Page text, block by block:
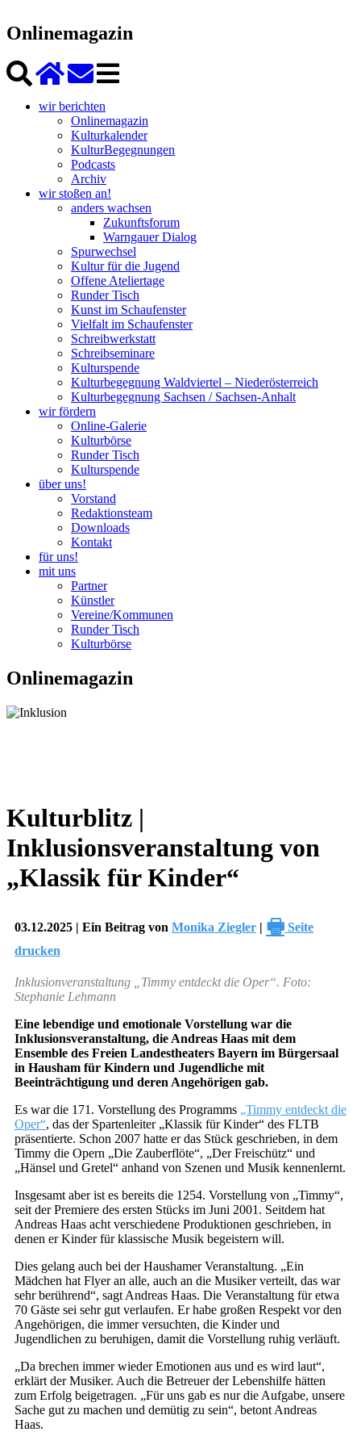
Onlinemagazin
wir berichten
Onlinemagazin
Kulturkalender
KulturBegegnungen
Podcasts
Archiv
wir stoßen an!
anders wachsen
Zukunftsforum
Warngauer Dialog
Spurwechsel
Kultur für die Jugend
Offene Ateliertage
Runder Tisch
Kunst im Schaufenster
Vielfalt im Schaufenster
Schreibwerkstatt
Schreibseminare
Kulturspende
Kulturbegegnung Waldviertel – Niederösterreich
Kulturbegegnung Sachsen / Sachsen-Anhalt
wir fördern
Online-Galerie
Kulturbörse
Runder Tisch
Kulturspende
über uns!
Vorstand
Redaktionsteam
Downloads
Kontakt
für uns!
mit uns
Partner
Künstler
Vereine/Kommunen
Runder Tisch
Kulturbörse
Onlinemagazin
Kulturblitz |
Inklusionsveranstaltung von
„Klassik für Kinder“
03.12.2025 | Ein Beitrag von Monika Ziegler | 🖶 Seite
drucken
Inklusionveranstaltung „Timmy entdeckt die Oper“. Foto:
Stephanie Lehmann
Eine lebendige und emotionale Vorstellung war die
Inklusionsveranstaltung, die Andreas Haas mit dem
Ensemble des Freien Landestheaters Bayern im Bürgersaal
in Hausham für Kindern und Jugendliche mit
Beeinträchtigung und deren Angehörigen gab.
Es war die 171. Vorstellung des Programms „Timmy entdeckt die
Oper“, das der Spartenleiter „Klassik für Kinder“ des FLTB
präsentierte. Schon 2007 hatte er das Stück geschrieben, in dem
Timmy die Opern „Die Zauberflöte“, „Der Freischütz“ und
„Hänsel und Gretel“ anhand von Szenen und Musik kennenlernt.
Insgesamt aber ist es bereits die 1254. Vorstellung von „Timmy“,
seit der Premiere des ersten Stücks im Juni 2001. Seitdem hat
Andreas Haas acht verschiedene Produktionen geschrieben, in
denen er Kinder für klassische Musik begeistern will.
Dies gelang auch bei der Haushamer Veranstaltung. „Ein
Mädchen hat Flyer an alle, auch an die Musiker verteilt, das war
sehr berührend“, sagt Andreas Haas. Die Veranstaltung für etwa
70 Gäste sei sehr gut verlaufen. Er habe großen Respekt vor den
Angehörigen, die immer versuchten, die Kinder und
Jugendlichen zu beruhigen, damit die Vorstellung ruhig verläuft.
„Da brechen immer wieder Emotionen aus und es wird laut“,
erklärt der Musiker. Auch die Betreuer der Lebenshilfe hätten
zum Erfolg beigetragen. „Für uns gab es nur die Aufgabe, unsere
Sache gut zu machen und demütig zu sein“, betont Andreas
Haas.